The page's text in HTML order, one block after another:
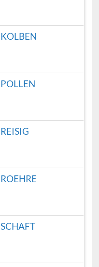
KOLBEN
POLLEN
REISIG
ROEHRE
SCHAFT